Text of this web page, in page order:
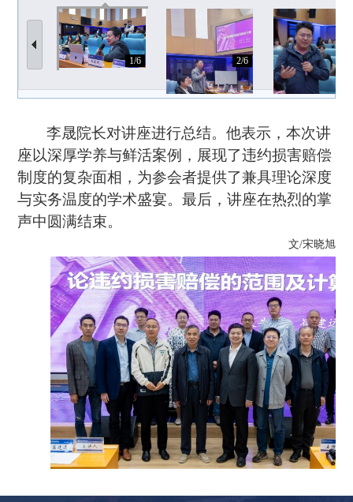
1/6 2/6
李晟院长对讲座进行总结。他表示，本次讲
座以深厚学养与鲜活案例，展现了违约损害赔偿
制度的复杂面相，为参会者提供了兼具理论深度
与实务温度的学术盛宴。最后，讲座在热烈的掌
声中圆满结束。
文/宋晓旭